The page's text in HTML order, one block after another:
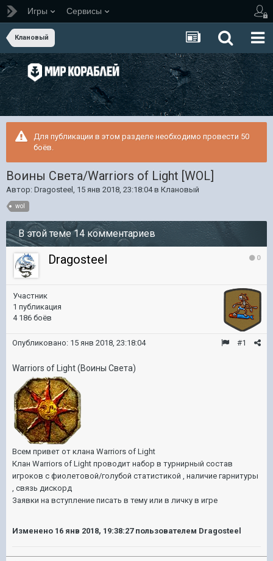
Игры Сервисы
Клановый
Для публикации в этом разделе необходимо провести 50
боёв.
Воины Света/Warriors of Light [WOL]
Автор: Dragosteel , 15 янв 2018, 23:18:04в Клановый
wol
В этой теме 14 комментариев
0
Dragosteel
Участник
1 публикация
4 186 боёв
#1
Опубликовано: 15 янв 2018, 23:18:04
Warriors of Light (Воины Света)
Всем привет от клана Warriors of Light
Клан Warriors of Light проводит набор в турнирный состав
игроков с фиолетовой/голубой статистикой , наличие гарнитуры
, связь дискорд
Заявки на вступление писать в тему или в личку в игре
Изменено 16 янв 2018, 19:38:27пользователем Dragosteel